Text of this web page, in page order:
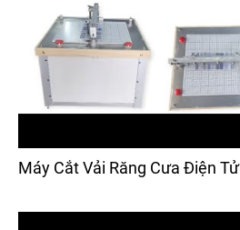
Máy Cắt Vải Răng Cưa Điện Tử